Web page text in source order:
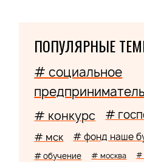
ПОПУЛЯРНЫЕ
# социальное
# конкурс #
# мск # фонд наше
# обучение # москва #